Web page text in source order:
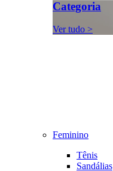
Categoria
Ver tudo >
Feminino
Tênis
Sandálias